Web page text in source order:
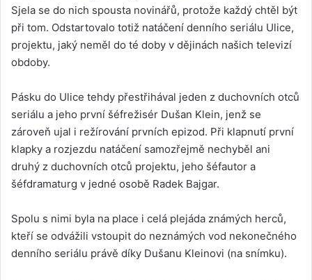
Sjela se do nich spousta novinářů, protože každý chtěl být
při tom. Odstartovalo totiž natáčení denního seriálu Ulice,
projektu, jaký neměl do té doby v dějinách našich televizí
obdoby.
Pásku do Ulice tehdy přestřihával jeden z duchovních otců
seriálu a jeho první šéfrežisér Dušan Klein, jenž se
zároveň ujal i režírování prvních epizod. Při klapnutí první
klapky a rozjezdu natáčení samozřejmě nechyběl ani
druhý z duchovních otců projektu, jeho šéfautor a
šéfdramaturg v jedné osobě Radek Bajgar.
Spolu s nimi byla na place i celá plejáda známých herců,
kteří se odvážili vstoupit do neznámých vod nekonečného
denního seriálu právě díky Dušanu Kleinovi (na snímku).